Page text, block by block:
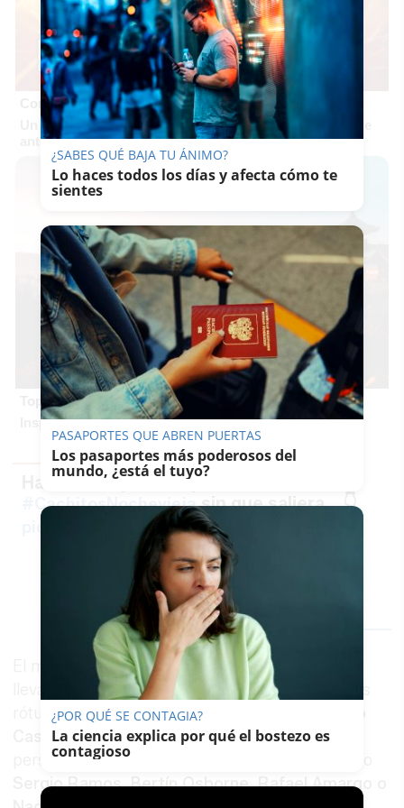
Corepunk MMORPG
Un verdadero MMORPG de la vieja escuela ¡Cómo los de
antes, pero mejor!
Top 2026: destinos clave
Inspírate y elige tu próximo destino para 2026
Ha tardado pero no podía acabar
#CachitosNocheviejasin que saliera... 👇
pic.twitter.com/FY4271pLyj
— Antonio Rguǝz 🎄
(@madridete)January 1,
2022
El mundo de la política y la monarquía se han
llevado su particular repaso en las bromas de los
rótulos.Isabel Díaz Ayuso
Casado o Toni Cantóhan sido algunos de los
personajes políticos junto a otros famosos como
Sergio Ramos, Bertín Osborne, Rafael Amargo o
¿SABES QUÉ BAJA TU ÁNIMO?
Lo haces todos los días y afecta cómo te
sientes
PASAPORTES QUE ABREN PUERTAS
Los pasaportes más poderosos del
mundo, ¿está el tuyo?
¿POR QUÉ SE CONTAGIA?
La ciencia explica por qué el bostezo es
contagioso